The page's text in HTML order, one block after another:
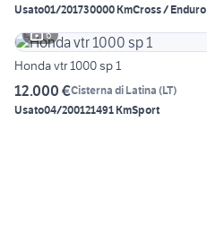
Usato01/201730000 KmCross / Enduro
6
Honda vtr 1000 sp 1
12.000 €Cisterna di Latina (LT)
Usato04/200121491 KmSport